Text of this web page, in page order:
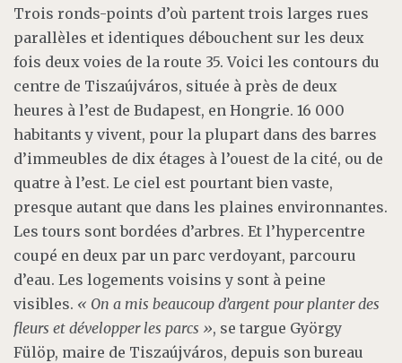
Trois ronds-points d’où partent trois larges rues
parallèles et identiques débouchent sur les deux
fois deux voies de la route 35. Voici les contours du
centre de Tiszaújváros, située à près de deux
heures à l’est de Budapest, en Hongrie. 16 000
habitants y vivent, pour la plupart dans des barres
d’immeubles de dix étages à l’ouest de la cité, ou de
quatre à l’est. Le ciel est pourtant bien vaste,
presque autant que dans les plaines environnantes.
Les tours sont bordées d’arbres. Et l’hypercentre
coupé en deux par un parc verdoyant, parcouru
d’eau. Les logements voisins y sont à peine
visibles. « On a mis beaucoup d’argent pour planter des
fleurs et développer les parcs », se targue György
Fülöp, maire de Tiszaújváros, depuis son bureau